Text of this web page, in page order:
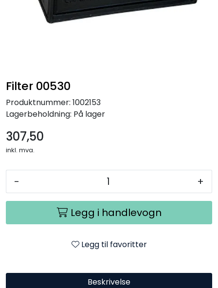
Filter 00530
Produktnummer: 1002153
Lagerbeholdning: På lager
307,50
inkl. mva.
- +
Legg i handlevogn
Legg til favoritter
Beskrivelse